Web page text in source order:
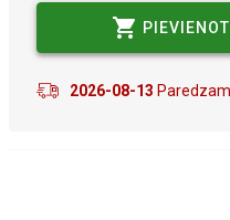
2026-08-13